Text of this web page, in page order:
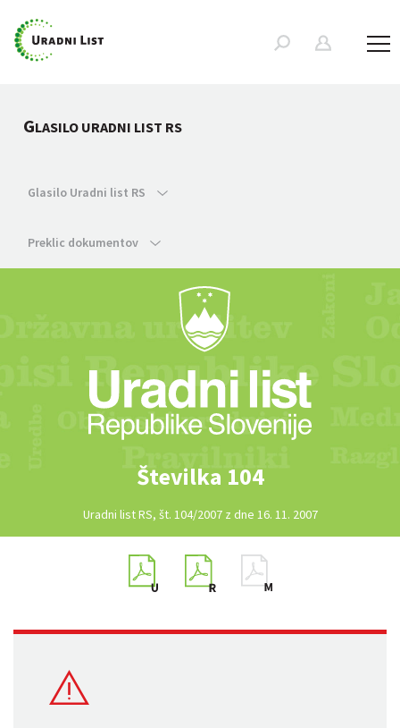
GLASILO URADNI LIST RS
Glasilo Uradni list RS
Preklic dokumentov
Številka 104
Uradni list RS, št. 104/2007 z dne 16. 11. 2007